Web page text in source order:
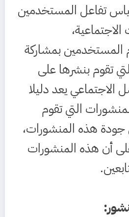
تفاعل المستخدمين
بمشاركة
تقوم بنشرها على
الاجتماعي يعد دليلا
التي تقوم
جودة هذه المنشورات،
أن هذه المنشورات
: